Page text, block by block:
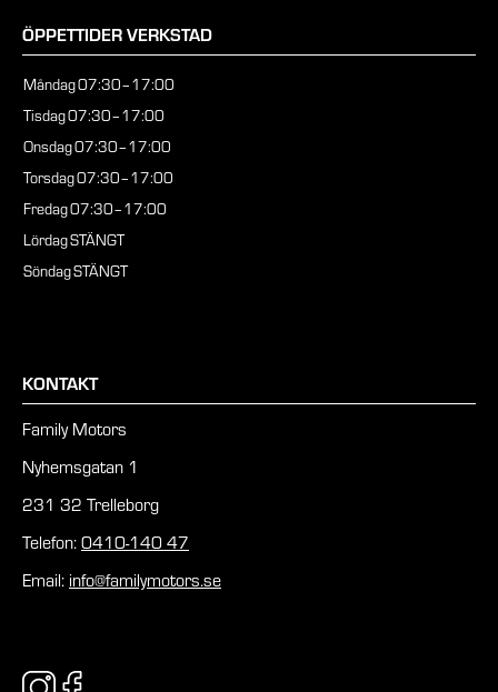
ÖPPETTIDER VERKSTAD
Måndag07:30–17:00
Tisdag07:30–17:00
Onsdag07:30–17:00
Torsdag07:30–17:00
Fredag07:30–17:00
LördagSTÄNGT
SöndagSTÄNGT
KONTAKT
Family Motors
Nyhemsgatan 1
231 32 Trelleborg
Telefon: 0410-140 47
Email: info@familymotors.se